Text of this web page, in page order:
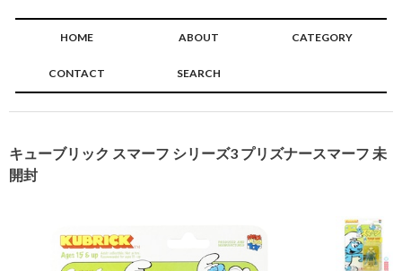
HOME ABOUT CATEGORY
CONTACT SEARCH
キューブリック スマーフ シリーズ3 プリズナースマーフ 未
開封